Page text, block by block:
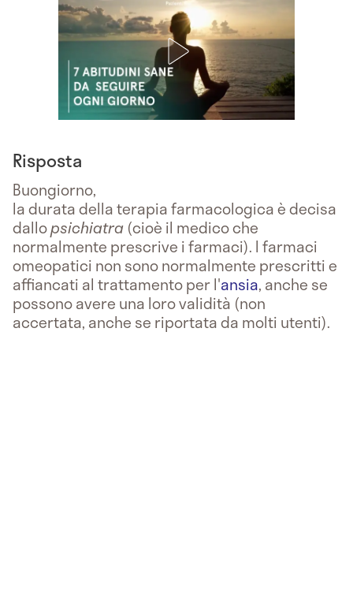
Risposta
Buongiorno,
la durata della terapia farmacologica è decisa
dallopsichiatra (cioè il medico che
normalmente prescrive i farmaci). I farmaci
omeopatici non sono normalmente prescritti e
affiancati al trattamento per l'ansia, anche se
possono avere una loro validità (non
accertata, anche se riportata da molti utenti).